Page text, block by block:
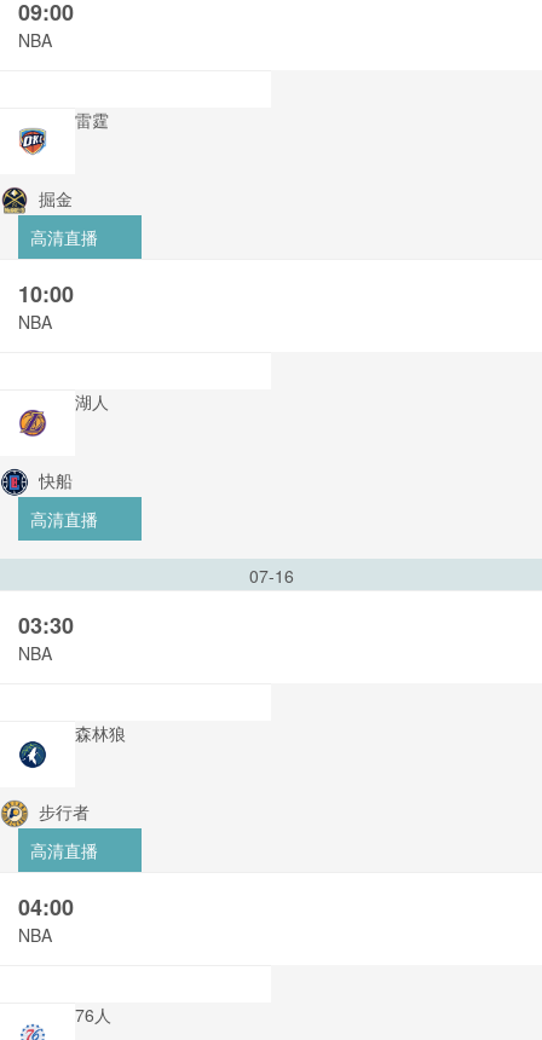
09:00
NBA
雷霆
掘金
高清直播
10:00
NBA
湖人
快船
高清直播
07-16
03:30
NBA
森林狼
步行者
高清直播
04:00
NBA
76人